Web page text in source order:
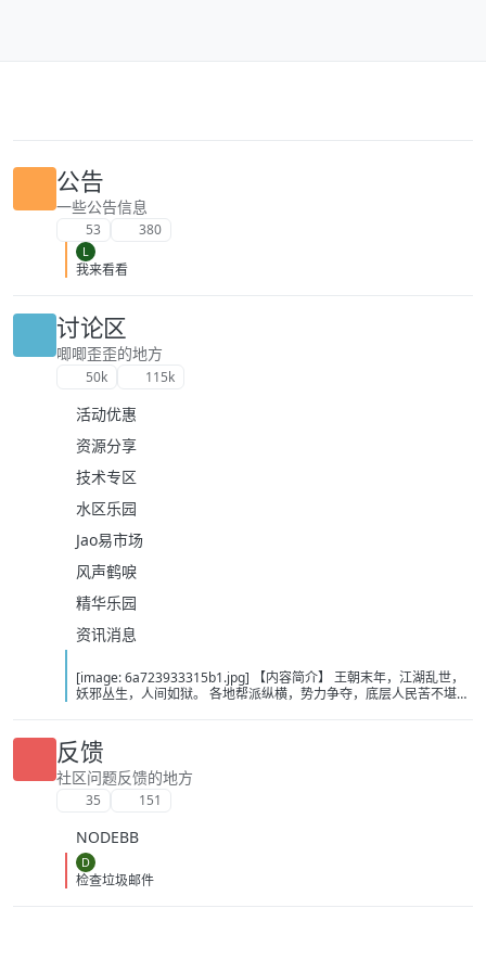
公告
一些公告信息
53 380
L
我来看看
讨论区
唧唧歪歪的地方
50k 115k
活动优惠
资源分享
技术专区
水区乐园
Jao易市场
风声鹤唳
精华乐园
资讯消息
[image: 6a723933315b1.jpg] 【内容简介】 王朝末年，江湖乱世，
妖邪丛生，人间如狱。 各地帮派纵横，势力争夺，底层人民苦不堪
筋骨齐鸣，盖世无双 【铜皮铁骨】：肉身刚猛无俦，金刚不坏，对外
界的一切伤害自动减免60%！ 【雷电法王】：手握雷电之力，雷霆所
至，万邪辟易，接引雷海，击碎一切。 【先天霸体】：肉身超速愈
合，掌握三倍战力，只要头颅尚在，永远不死。 一门门天赋接连不断
地解锁，为陈玄带来一个个颠覆世界的能力。 此外，还有【不灭拳
大，得到的奖励越高。 随着实力越强，世界诡异的一幕便愈发清晰。
无尽的黑暗遮笼大地。 无数的禁忌高高屹立。 无数的妖魔在暗中窥
视。 陈玄只觉得这世界越来越癫。 但他不管有多少禁忌屹立，也不管
有多少妖魔窥视，更不管有多少黑暗笼罩。 他只求快意恩仇。 挡我道
反馈
社区问题反馈的地方
35 151
NODEBB
D
检查垃圾邮件